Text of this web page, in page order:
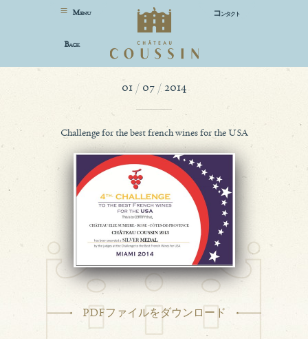
MENU コンタクト
BACK
01 / 07 / 2014
Challenge for the best french wines for the USA
PDFファイルをダウンロード